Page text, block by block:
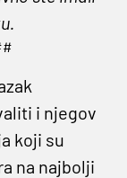
i njegov
koji su
na najbolji